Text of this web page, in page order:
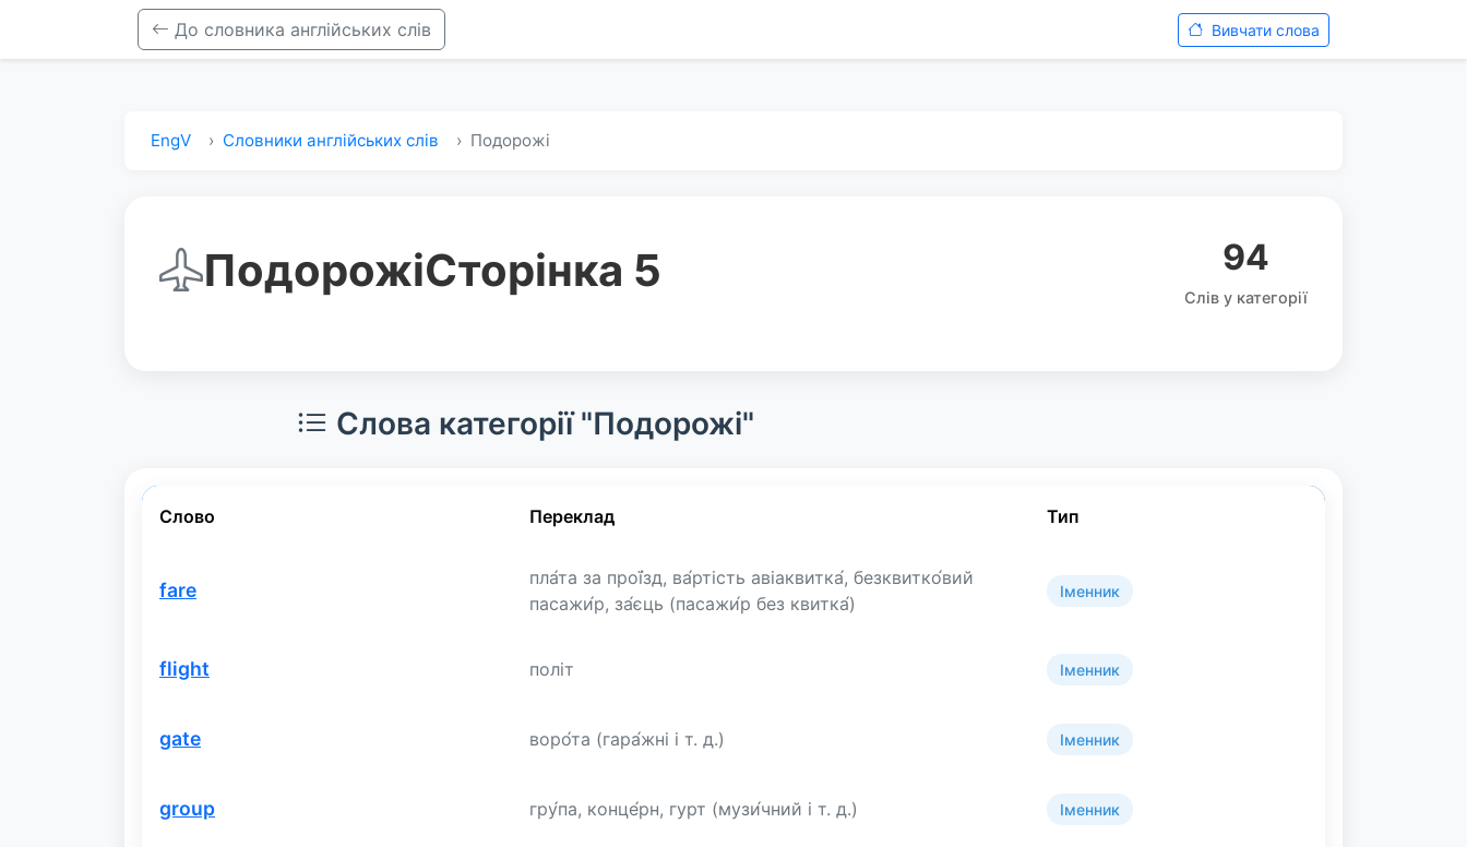
До словника англійських слів Вивчати слова
EngV Словники англійських слів Подорожі
ПодорожіСторінка 5 94
Слів у категорії
Слова категорії "Подорожі"
Слово Переклад Тип
fare
пла́та за прої́зд, ва́ртість авіаквитка́, безквитко́вий
пасажи́р, за́єць (пасажи́р без квитка́)
Іменник
flight політ Іменник
gate воро́та (гара́жні і т. д.) Іменник
group гру́па, конце́рн, гурт (музи́чний і т. д.) Іменник